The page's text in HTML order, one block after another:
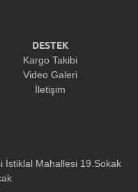
DESTEK
Kargo Takibi
Video Galeri
İletişim
İstiklal Mahallesi 19.Sokak